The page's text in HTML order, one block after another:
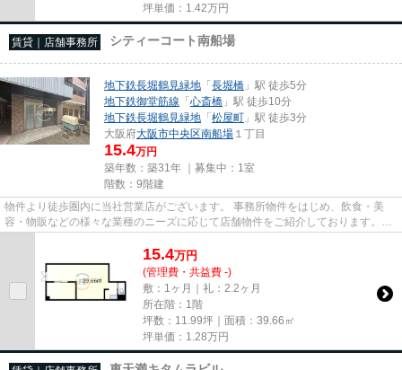
坪単価： 1.42万円
賃貸｜店舗事務所 シティーコート南船場
地下鉄長堀鶴見緑地 「長堀橋 」駅 徒歩5分
地下鉄御堂筋線 「心斎橋 」駅 徒歩10分
地下鉄長堀鶴見緑地 「松屋町 」駅 徒歩3分
大阪府大阪市中央区南船場 １丁目
15.4万円
築年数：築31年 ｜募集中： 1室
階数：9階建
物件より徒歩圏内に当社営業店がございます。 事務所物件をはじめ、飲食・美
容・物販などの様々な業種のニーズに応じて店舗物件をご紹介しております。
尚、弊社ではおとり広告は一切...
15.4万円
(管理費・共益費 -)
敷：1ヶ月｜礼：2.2ヶ月
所在階：1階
坪数：11.99坪｜面積：39.66㎡
坪単価： 1.28万円